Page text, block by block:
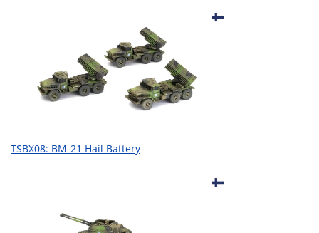
TSBX08: BM-21 Hail Battery